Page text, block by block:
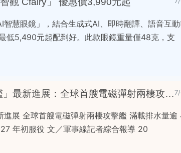
慧眼鏡」，結合生成式AI、即時翻譯、語音互
低5,490元起配到好。此款眼鏡重量僅48克，支
中國海軍 076 型兩棲攻擊艦「四川艦」最新進展：全球首艘電磁彈射兩棲攻擊艦
展 全球首艘電磁彈射兩棲攻擊艦 滿載排水量
年初服役 文／軍事線記者綜合報導 20